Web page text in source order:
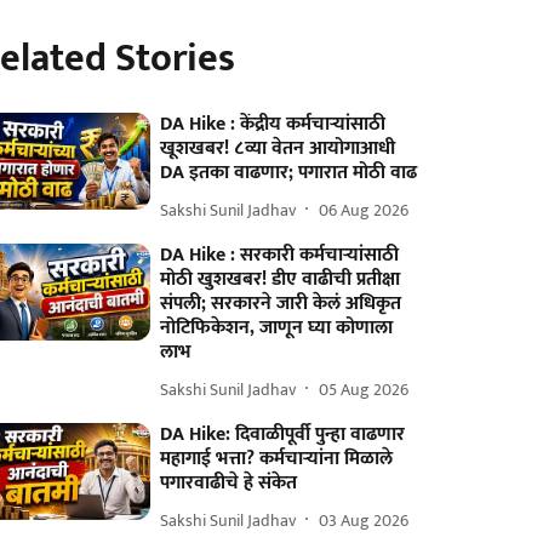
Stories
DA Hike : केंद्रीय कर्मचाऱ्यांसाठी
खूशखबर! ८व्या वेतन आयोगाआधी
DA इतका वाढणार; पगारात मोठी वाढ
Sakshi Sunil Jadhav 06 Aug 2026
DA Hike : सरकारी कर्मचाऱ्यांसाठी
मोठी खुशखबर! डीए वाढीची प्रतीक्षा
संपली; सरकारने जारी केलं अधिकृत
नोटिफिकेशन, जाणून घ्या कोणाला
लाभ
Sakshi Sunil Jadhav 05 Aug 2026
DA Hike: दिवाळीपूर्वी पुन्हा वाढणार
महागाई भत्ता? कर्मचाऱ्यांना मिळाले
पगारवाढीचे हे संकेत
Sakshi Sunil Jadhav 03 Aug 2026